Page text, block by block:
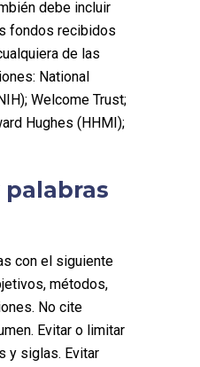
debe incluir
fondos recibidos
de las
National
Welcome Trust;
Hughes (HHMI);
palabras
con el siguiente
métodos,
No cite
Evitar o limitar
y siglas. Evitar